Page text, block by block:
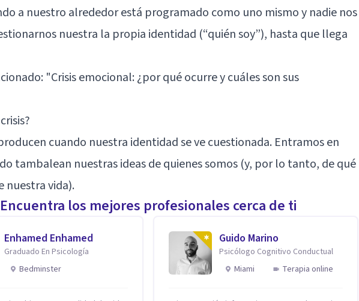
a nuestro alrededor está programado como uno mismo y nadie nos
nuestra la propia identidad (“quién soy”), hasta que llega
"Crisis emocional: ¿por qué ocurre y cuáles son sus
cuando nuestra identidad se ve cuestionada. Entramos en
tambalean nuestras ideas de quienes somos (y, por lo tanto, de qué
nuestra vida).
Encuentra los mejores profesionales cerca de ti
Enhamed Enhamed
Graduado En Psicología
Bedminster
Guido Marino
Psicólogo Cognitivo Conductual
Miami
Terapia online